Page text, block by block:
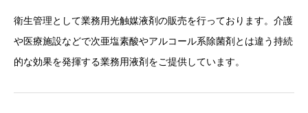
衛生管理として業務用光触媒液剤の販売を行っております。介護
や医療施設などで次亜塩素酸やアルコール系除菌剤とは違う持続
的な効果を発揮する業務用液剤をご提供しています。